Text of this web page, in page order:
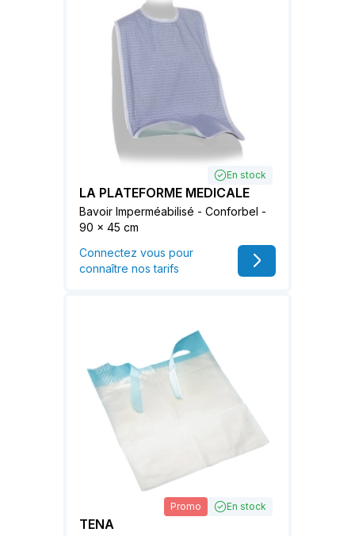
En stock
LA PLATEFORME MEDICALE
Bavoir Imperméabilisé - Conforbel -
90 x 45 cm
Connectez vous pour
connaître nos tarifs
Promo En stock
TENA